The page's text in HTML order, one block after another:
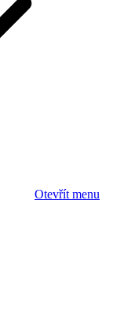
Otevřít menu